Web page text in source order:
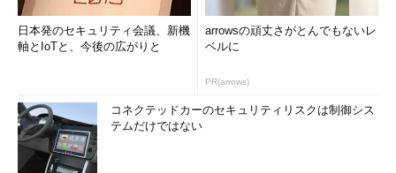
日本発のセキュリティ会議、新機
軸とIoTと、今後の広がりと
arrowsの頑丈さがとんでもないレ
ベルに
PR(arrows)
コネクテッドカーのセキュリティリスクは制御シス
テムだけではない